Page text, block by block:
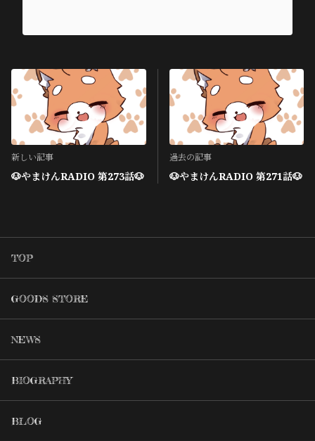
新しい記事
🐶やまけんRADIO 第273話🐶
過去の記事
🐶やまけんRADIO 第271話🐶
TOP
GOODS STORE
NEWS
BIOGRAPHY
BLOG